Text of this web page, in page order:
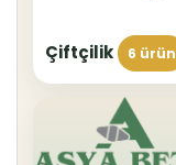
Çiftçilik 6 ürün